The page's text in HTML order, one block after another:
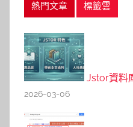
熱門文章 標籤雲
Jstor資料
2026-03-06